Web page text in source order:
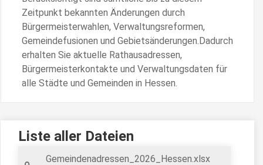
Zeitpunkt bekannten Änderungen durch
Bürgermeisterwahlen, Verwaltungsreformen,
Gemeindefusionen und Gebietsänderungen.Dadurch
erhalten Sie aktuelle Rathausadressen,
Bürgermeisterkontakte und Verwaltungsdaten für
alle Städte und Gemeinden in Hessen.
Liste aller Dateien
Gemeindenadressen_2026_Hessen.xlsx